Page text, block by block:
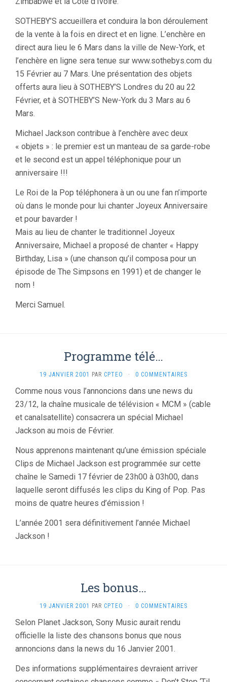
SOTHEBY’S accueillera et conduira la bon déroulement
de la vente à la fois en direct et en ligne. L’enchère en
direct aura lieu le 6 Mars dans la ville de New-York, et
l’enchère en ligne sera tenue sur www.sothebys.com du
15 Février au 7 Mars. Une présentation des objets
offerts aura lieu à SOTHEBY’S Londres du 20 au 22
Février, et à SOTHEBY’S New-York du 3 Mars au 6
Mars.
Michael Jackson contribue à l’enchère avec deux
« objets » : le premier est un manteau de sa garde-robe
et le second est un appel téléphonique pour un
anniversaire !!!
Le Roi de la Pop téléphonera à un ou une fan n’importe
où dans le monde pour lui chanter Joyeux Anniversaire
et pour bavarder !
Mais au lieu de chanter le traditionnel Joyeux
Anniversaire, Michael a proposé de chanter « Happy
Birthday, Lisa » (une chanson qu’il composa pour un
épisode de The Simpsons en 1991) et de changer le
nom !
Merci Samuel.
Programme télé…
19 JANVIER 2001 PAR CPTEO · 0 COMMENTAIRES
Comme nous vous l’annoncions dans une news du
23/12, la chaîne musicale de télévision « MCM » (cable
et canalsatellite) consacrera un spécial Michael
Jackson au mois de Février.
Nous apprenons maintenant qu’une émission spéciale
Clips de Michael Jackson est programmée sur cette
chaîne le Samedi 17 février de 23h00 à 03h00, dans
laquelle seront diffusés les clips du King of Pop. Pas
moins de quatre heures d’émission !
L’année 2001 sera définitivement l’année Michael
Jackson !
Les bonus…
19 JANVIER 2001 PAR CPTEO · 0 COMMENTAIRES
Selon Planet Jackson, Sony Music aurait rendu
officielle la liste des chansons bonus que nous
annoncions dans la news du 16 Janvier 2001.
Des informations supplémentaires devraient arriver